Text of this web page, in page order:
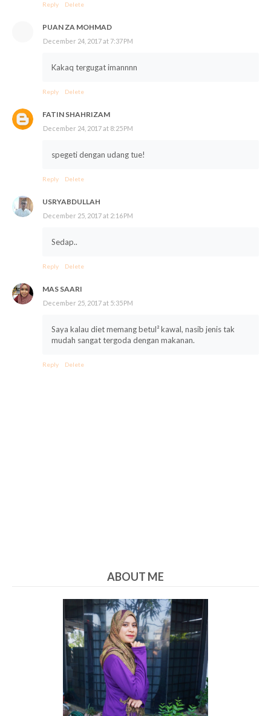
Reply Delete
PUAN ZA MOHMAD
December 24, 2017 at 7:37 PM
Kakaq tergugat imannnn
Reply Delete
FATIN SHAHRIZAM
December 24, 2017 at 8:25 PM
spegeti dengan udang tue!
Reply Delete
USRYABDULLAH
December 25, 2017 at 2:16 PM
Sedap..
Reply Delete
MAS SAARI
December 25, 2017 at 5:35 PM
Saya kalau diet memang betul² kawal, nasib jenis tak
mudah sangat tergoda dengan makanan.
Reply Delete
ABOUT ME